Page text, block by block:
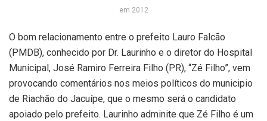
em 2012
O bom relacionamento entre o prefeito Lauro Falcão
(PMDB), conhecido por Dr. Laurinho e o diretor do Hospital
Municipal, José Ramiro Ferreira Filho (PR), “Zé Filho”, vem
provocando comentários nos meios políticos do municipio
de Riachão do Jacuípe, que o mesmo será o candidato
apoiado pelo prefeito. Laurinho adminite que Zé Filho é um